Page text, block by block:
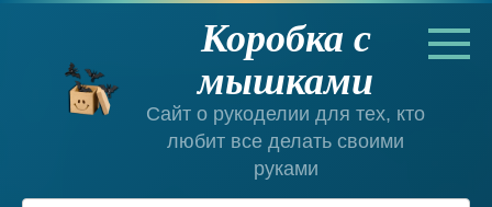
Перейти
Коробка с
мышками
Сайт о рукоделии для тех, кто
любит все делать своими
руками